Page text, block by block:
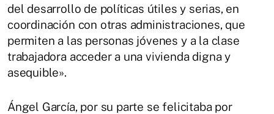
del desarrollo de políticas útiles y serias, en
coordinación con otras administraciones, que
permiten a las personas jóvenes y a la clase
trabajadora acceder a una vivienda digna y
asequible».
Ángel García, por su parte se felicitaba por